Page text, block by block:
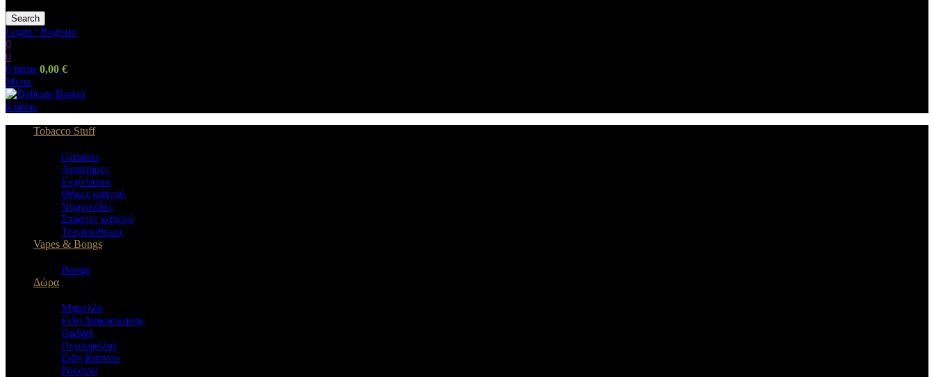
Search
Login / Register
0
0
0 items 0,00 €
Menu
0 items
Tobacco Stuff
Grinders
Αναπτήρες
Εκχύλισμα
Θήκες καπνού
Ναργιλέδες
Σπάστες καπνού
Τσιγαροθήκες
Vapes & Bongs
Bongs
Δώρα
Μπρελόκ
Eιδη Διακοσμησης
Gadget
Πορτοφόλια
Ειδη Καπνου
Ρολόγια